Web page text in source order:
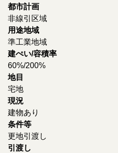
都市計画
非線引区域
用途地域
準工業地域
建ぺい/容積率
60%/200%
地目
宅地
現況
建物あり
条件等
更地引渡し
引渡し